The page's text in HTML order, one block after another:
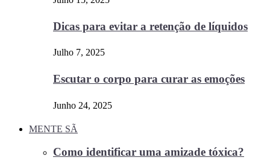
Dicas para evitar a retenção de líquidos
Julho 7, 2025
Escutar o corpo para curar as emoções
Junho 24, 2025
MENTE SÃ
Como identificar uma amizade tóxica?